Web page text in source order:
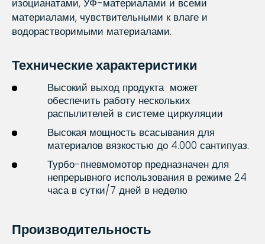
изоцианатами, УФ-материалами и всеми
материалами, чувствительными к влаге и
водорастворимыми материалами.
Технические характеристики
Высокий выход продукта может
обеспечить работу нескольких
распылителей в системе циркуляции
Высокая мощность всасывания для
материалов вязкостью до 4.000 сантипуаз.
Турбо-пневмомотор предназначен для
непрерывного использования в режиме 24
часа в сутки/7 дней в неделю
Производительность